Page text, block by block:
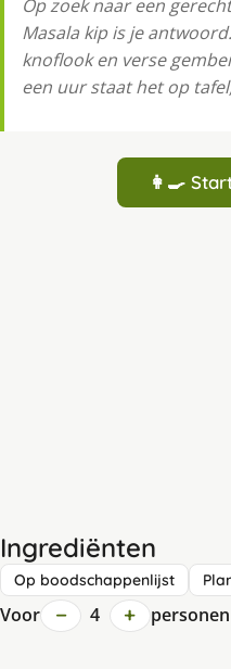
Op zoek naar een
Masala kip is je
knoflook en verse
een uur staat het op
👩‍🍳
Ingrediënten
Op boodschappenlijst
Voor − 4 + personen